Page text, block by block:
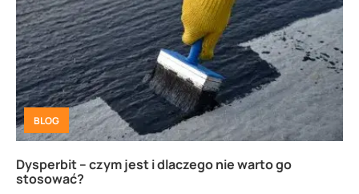
BLOG
Dysperbit – czym jest i dlaczego nie warto go
stosować?